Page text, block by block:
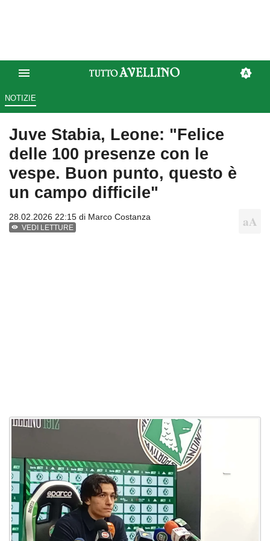
NOTIZIE
Juve Stabia, Leone: "Felice
delle 100 presenze con le
vespe. Buon punto, questo è
un campo difficile"
28.02.2026 22:15 di Marco Costanza
VEDI LETTURE